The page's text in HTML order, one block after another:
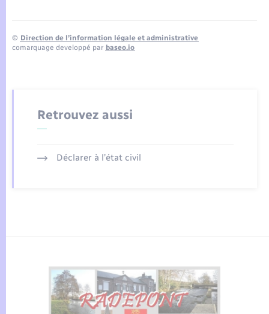
© Direction de l’information légale et administrative
comarquage developpé par baseo.io
Retrouvez aussi
Déclarer à l’état civil